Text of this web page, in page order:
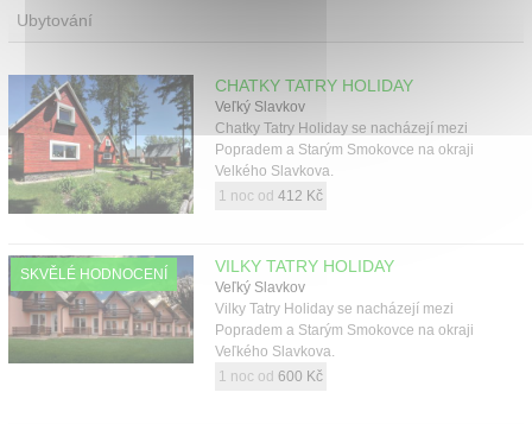
Ubytování
CHATKY TATRY HOLIDAY
Veľký Slavkov
Chatky Tatry Holiday se nacházejí mezi
Popradem a Starým Smokovce na okraji
Velkého Slavkova.
1 noc od 412 Kč
SKVĚLÉ HODNOCENÍ VILKY TATRY HOLIDAY
Veľký Slavkov
Vilky Tatry Holiday se nacházejí mezi
Popradem a Starým Smokovce na okraji
Veľkého Slavkova.
1 noc od 600 Kč